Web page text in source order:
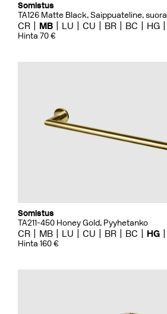
Somistus
TA126 Matte Black, Saippuateline, suora
CR MB LU CU BR BC HG
Hinta 70 €
Somistus
TA211-450 Honey Gold, Pyyhetanko
CR MB LU CU BR BC HG
Hinta 160 €